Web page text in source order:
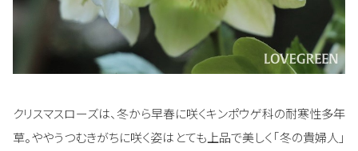
クリスマスローズは、冬から早春に咲くキンポウゲ科の耐寒性多年
草。ややうつむきがちに咲く姿はとても上品で美しく「冬の貴婦人」